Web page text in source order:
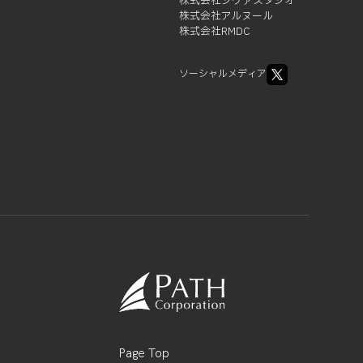
株式会社アルヌール
株式会社RMDC
ソーシャルメディア
Page Top